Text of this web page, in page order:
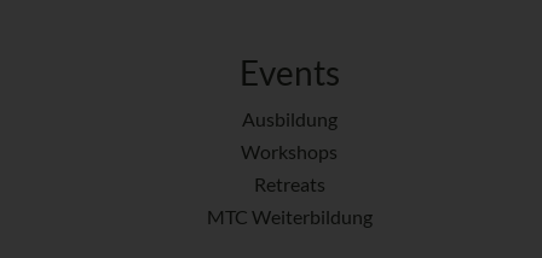
Events
Ausbildung
Workshops
Retreats
MTC Weiterbildung